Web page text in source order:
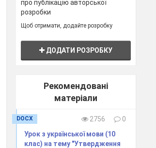
про публікацію авторської
розробки
Щоб отримати, додайте розробку
ДОДАТИ РОЗРОБКУ
Рекомендовані
матеріали
DOCX 2756
0
Урок з української мови (10
клас) на тему "Утвердження